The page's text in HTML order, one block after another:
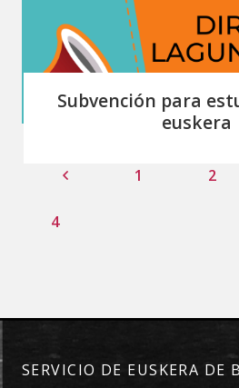
Subvención para
euskera
1 2
4
SERVICIO DE EUSKERA DE